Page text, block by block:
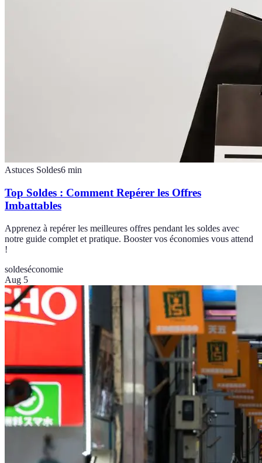
Astuces Soldes6 min
Top Soldes : Comment Repérer les Offres
Imbattables
Apprenez à repérer les meilleures offres pendant les soldes avec
notre guide complet et pratique. Booster vos économies vous attend
!
soldeséconomie
Aug 5